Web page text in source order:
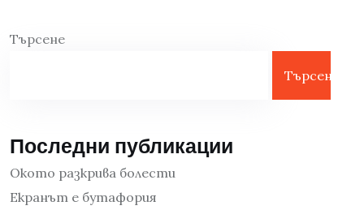
Търсене
Търсене
Последни публикации
Окото разкрива болести
Екранът е бутафория